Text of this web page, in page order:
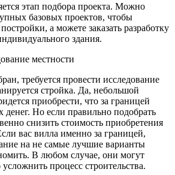
этап подбора проекта. Можно
базовых проектов, чтобы
а можете заказать разработку
здания.
местности
требуется провести исследование
стройка. Да, небольшой
приобрести, что за границей
денег. Но если правильно подобрать
снизить стоимость приобретения
вас вилла именно за границей,
на не самые лучшие варианты
В любом случае, они могут
усложнить процесс строительства.